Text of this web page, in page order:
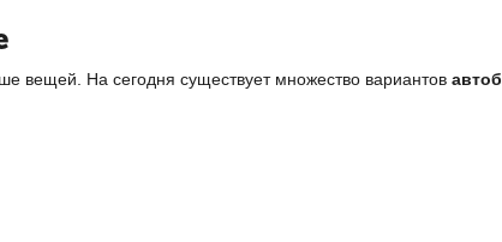
вещей. На сегодня существует множество вариантов